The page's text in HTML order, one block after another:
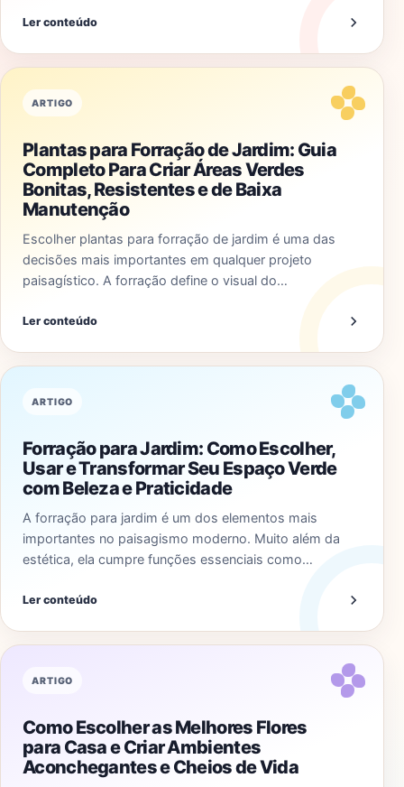
Ler conteúdo
ARTIGO
Plantas para Forração de Jardim: Guia
Completo Para Criar Áreas Verdes
Bonitas, Resistentes e de Baixa
Manutenção
Escolher plantas para forração de jardim é uma das
decisões mais importantes em qualquer projeto
paisagístico. A forração define o visual do…
Ler conteúdo
ARTIGO
Forração para Jardim: Como Escolher,
Usar e Transformar Seu Espaço Verde
com Beleza e Praticidade
A forração para jardim é um dos elementos mais
importantes no paisagismo moderno. Muito além da
estética, ela cumpre funções essenciais como…
Ler conteúdo
ARTIGO
Como Escolher as Melhores Flores
para Casa e Criar Ambientes
Aconchegantes e Cheios de Vida